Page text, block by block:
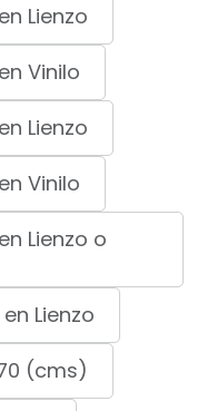
Lienzo
Vinilo
Lienzo
Vinilo
Lienzo o
Lienzo
(cms)